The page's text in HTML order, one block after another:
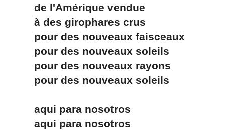
de l'Amérique vendue
à des girophares crus
pour des nouveaux faisceaux
pour des nouveaux soleils
pour des nouveaux rayons
pour des nouveaux soleils
aqui para nosotros
aqui para nosotros